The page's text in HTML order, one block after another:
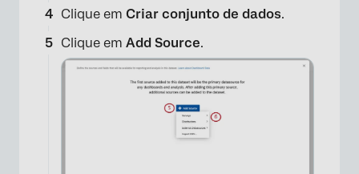
Clique em Criar conjunto de dados.
Clique em Add Source.